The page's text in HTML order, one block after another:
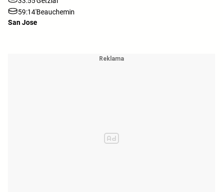
59:14'Beauchemin
San Jose